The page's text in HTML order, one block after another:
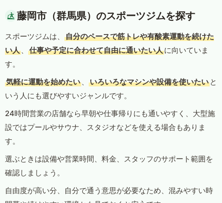
藤岡市（群馬県）のスポーツジムを探す
スポーツジムは、
自分のペースで筋トレや有酸素運動を続けた
い人 、 仕事や予定に合わせて自由に通いたい人に向いていま
す。
気軽に運動を始めたい 、 いろいろなマシンや設備を使いたい と
いう人にも選びやすいジャンルです。
24時間営業の店舗なら早朝や仕事帰りにも通いやすく、大型施
設ではプールやサウナ、スタジオなどを使える場合もありま
す。
選ぶときは設備や営業時間、料金、スタッフのサポート範囲を
確認しましょう。
自由度が高い分、自分で通う意思が必要なため、混みやすい時